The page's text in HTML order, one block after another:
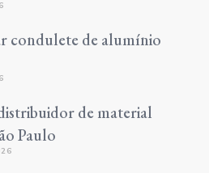
condulete de alumínio
de material
Paulo